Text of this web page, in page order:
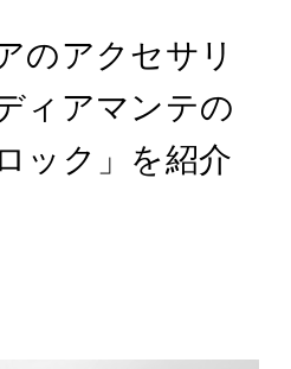
のアクセサリ
ィアマンテの
ック」を紹介